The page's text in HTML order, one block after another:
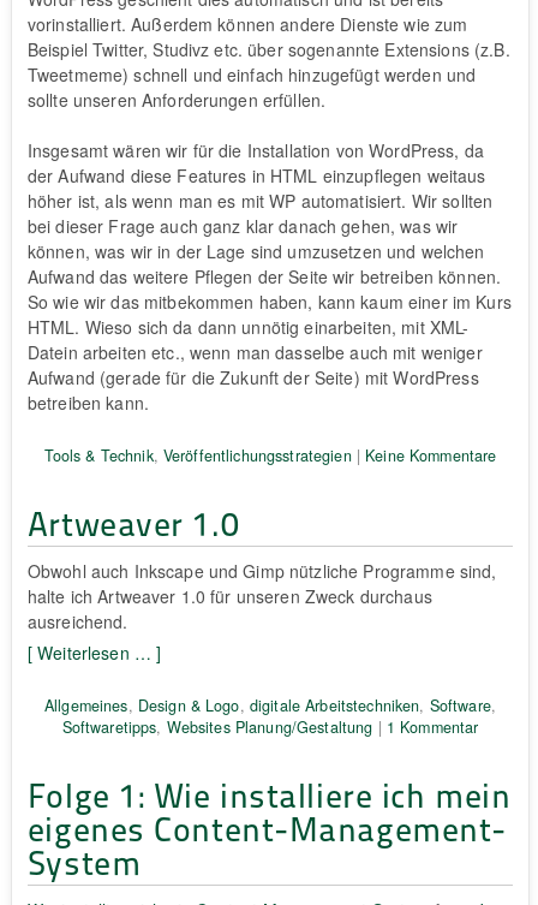
vorinstalliert. Außerdem können andere Dienste wie zum
Beispiel Twitter, Studivz etc. über sogenannte Extensions (z.B.
Tweetmeme) schnell und einfach hinzugefügt werden und
sollte unseren Anforderungen erfüllen.
Insgesamt wären wir für die Installation von WordPress, da
der Aufwand diese Features in HTML einzupflegen weitaus
höher ist, als wenn man es mit WP automatisiert. Wir sollten
bei dieser Frage auch ganz klar danach gehen, was wir
können, was wir in der Lage sind umzusetzen und welchen
Aufwand das weitere Pflegen der Seite wir betreiben können.
So wie wir das mitbekommen haben, kann kaum einer im Kurs
HTML. Wieso sich da dann unnötig einarbeiten, mit XML-
Datein arbeiten etc., wenn man dasselbe auch mit weniger
Aufwand (gerade für die Zukunft der Seite) mit WordPress
betreiben kann.
Tools & Technik, Veröffentlichungsstrategien| Keine Kommentare
Artweaver 1.0
Obwohl auch Inkscape und Gimp nützliche Programme sind,
halte ich Artweaver 1.0 für unseren Zweck durchaus
ausreichend.
[ Weiterlesen … ]
Allgemeines, Design & Logo, digitale Arbeitstechniken, Software,
Softwaretipps, Websites Planung/Gestaltung | 1 Kommentar
Folge 1: Wie installiere ich mein
eigenes Content-Management-
System